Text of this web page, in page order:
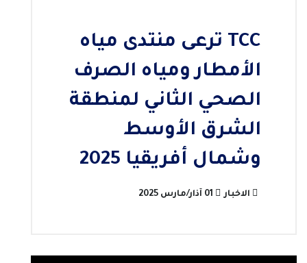
TCC ترعى منتدى مياه
الأمطار ومياه الصرف
الصحي الثاني لمنطقة
الشرق الأوسط
وشمال أفريقيا 2025
الاخبار 01 آذار/مارس 2025